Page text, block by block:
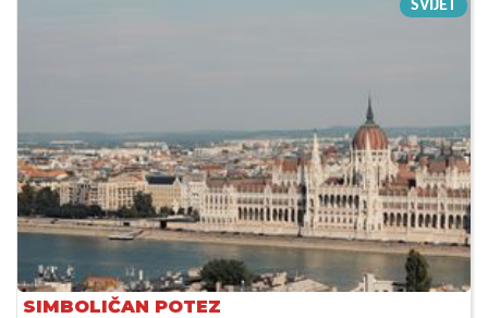
SVIJET
SIMBOLIČAN POTEZ